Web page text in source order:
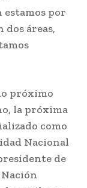
estamos por
áreas,
próximo
la próxima
como
Nacional
de